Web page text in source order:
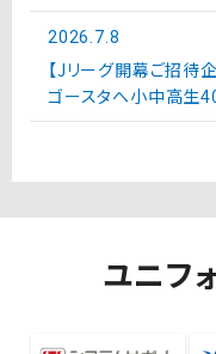
2026.7.8
【Jリーグ開幕ご招待
ゴースタへ小中高生
ユニフ